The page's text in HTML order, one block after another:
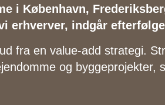
i København,
erhverver, indgår
fra en value-add strategi.
og byggeprojekter,